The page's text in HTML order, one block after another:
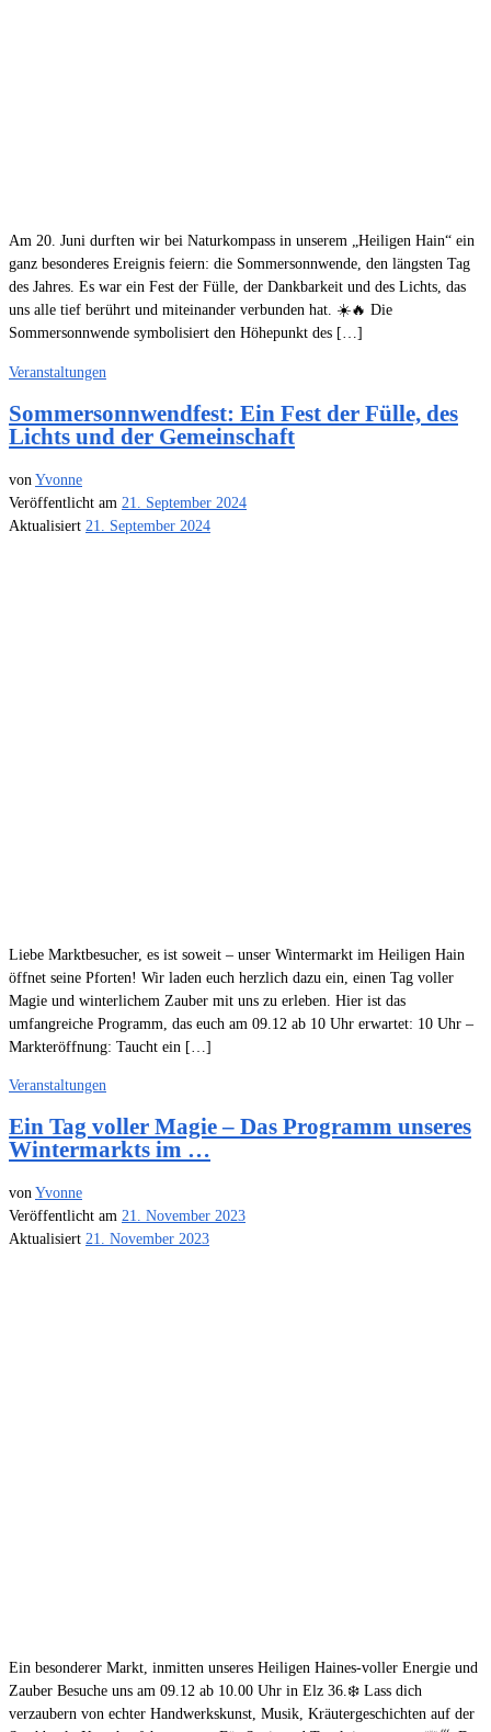
Am 20. Juni durften wir bei Naturkompass in unserem „Heiligen Hain“ ein
ganz besonderes Ereignis feiern: die Sommersonnwende, den längsten Tag
des Jahres. Es war ein Fest der Fülle, der Dankbarkeit und des Lichts, das
uns alle tief berührt und miteinander verbunden hat. ☀️🔥 Die
Sommersonnwende symbolisiert den Höhepunkt des […]
Veranstaltungen
Sommersonnwendfest: Ein Fest der Fülle, des
Lichts und der Gemeinschaft
von Yvonne
Veröffentlicht am 21. September 2024
Aktualisiert 21. September 2024
Liebe Marktbesucher, es ist soweit – unser Wintermarkt im Heiligen Hain
öffnet seine Pforten! Wir laden euch herzlich dazu ein, einen Tag voller
Magie und winterlichem Zauber mit uns zu erleben. Hier ist das
umfangreiche Programm, das euch am 09.12 ab 10 Uhr erwartet: 10 Uhr –
Markteröffnung: Taucht ein […]
Veranstaltungen
Ein Tag voller Magie – Das Programm unseres
Wintermarkts im …
von Yvonne
Veröffentlicht am 21. November 2023
Aktualisiert 21. November 2023
Ein besonderer Markt, inmitten unseres Heiligen Haines-voller Energie und
Zauber Besuche uns am 09.12 ab 10.00 Uhr in Elz 36.❄️ Lass dich
verzaubern von echter Handwerkskunst, Musik, Kräutergeschichten auf der